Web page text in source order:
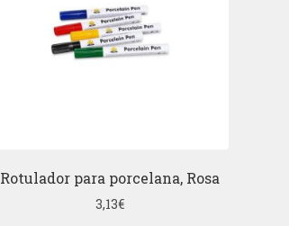
Rotulador para porcelana, Rosa
3,13€